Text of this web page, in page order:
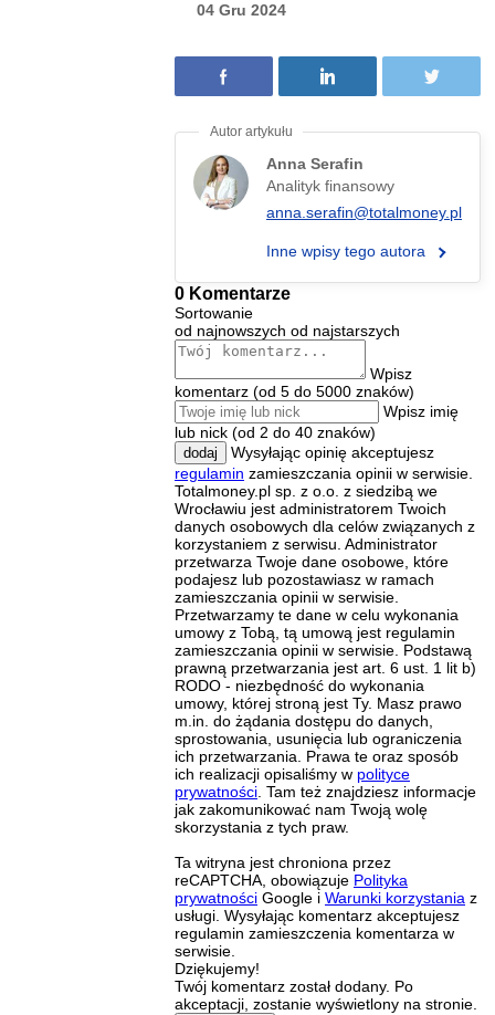
04 Gru 2024
Anna Serafin
Analityk finansowy
anna.serafin@totalmoney.pl
Inne wpisy tego autora
0 Komentarze
Sortowanie
od najnowszych od najstarszych
Wpisz
komentarz (od 5 do 5000 znaków)
Wpisz imię
lub nick (od 2 do 40 znaków)
dodaj
Wysyłając opinię akceptujesz
regulamin zamieszczania opinii w serwisie.
Totalmoney.pl sp. z o.o. z siedzibą we
Wrocławiu jest administratorem Twoich
danych osobowych dla celów związanych z
korzystaniem z serwisu. Administrator
przetwarza Twoje dane osobowe, które
podajesz lub pozostawiasz w ramach
zamieszczania opinii w serwisie.
Przetwarzamy te dane w celu wykonania
umowy z Tobą, tą umową jest regulamin
zamieszczania opinii w serwisie. Podstawą
prawną przetwarzania jest art. 6 ust. 1 lit b)
RODO - niezbędność do wykonania
umowy, której stroną jest Ty. Masz prawo
m.in. do żądania dostępu do danych,
sprostowania, usunięcia lub ograniczenia
ich przetwarzania. Prawa te oraz sposób
ich realizacji opisaliśmy w polityce
prywatności . Tam też znajdziesz informacje
jak zakomunikować nam Twoją wolę
skorzystania z tych praw.
Ta witryna jest chroniona przez
reCAPTCHA, obowiązuje Polityka
prywatności Google i Warunki korzystania z
usługi. Wysyłając komentarz akceptujesz
regulamin zamieszczenia komentarza w
serwisie.
Dziękujemy!
Twój komentarz został dodany. Po
akceptacji, zostanie wyświetlony na stronie.